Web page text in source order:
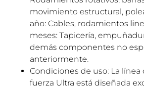
movimiento estructural,
año: Cables, rodamientos
meses: Tapicería,
demás componentes no
anteriormente.
Condiciones de uso: La
fuerza Ultra está diseñada